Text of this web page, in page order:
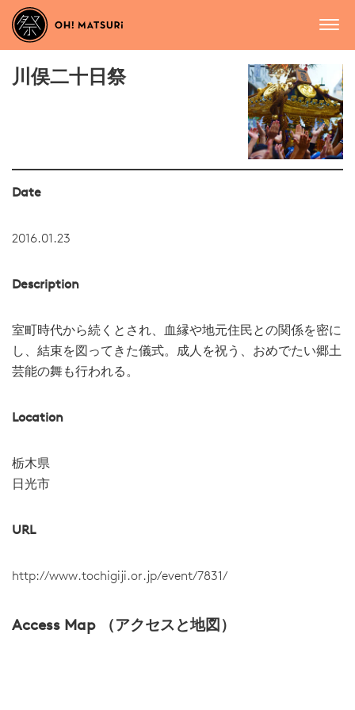
川俣二十日祭
Date
2016.01.23
Description
室町時代から続くとされ、血縁や地元住民との関係を密に
し、結束を図ってきた儀式。成人を祝う、おめでたい郷土
芸能の舞も行われる。
Location
栃木県
日光市
URL
http://www.tochigiji.or.jp/event/7831/
Access Map （アクセスと地図）